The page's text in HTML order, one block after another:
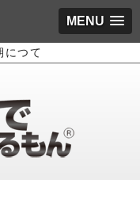
MENU
につて